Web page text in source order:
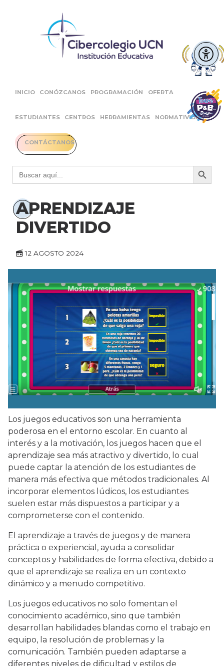
INICIO CONÓZCANOS PROGRAMACIÓN OFERTA
ESTUDIANTES CENTROS HERRAMIENTAS NORMATIVIDAD
CONTÁCTANOS
Buscar: Botón
APRENDIZAJE
DIVERTIDO
12 AGOSTO 2024
Los juegos educativos son una herramienta
poderosa en el entorno escolar. En cuanto al
interés y a la motivación, los juegos hacen que el
aprendizaje sea más atractivo y divertido, lo cual
puede captar la atención de los estudiantes de
manera más efectiva que métodos tradicionales. Al
incorporar elementos lúdicos, los estudiantes
suelen estar más dispuestos a participar y a
comprometerse con el contenido.
El aprendizaje a través de juegos y de manera
práctica o experiencial, ayuda a consolidar
conceptos y habilidades de forma efectiva, debido a
que el aprendizaje se realiza en un contexto
dinámico y a menudo competitivo.
Los juegos educativos no solo fomentan el
conocimiento académico, sino que también
desarrollan habilidades blandas como el trabajo en
equipo, la resolución de problemas y la
comunicación. También pueden adaptarse a
diferentes niveles de dificultad y estilos de